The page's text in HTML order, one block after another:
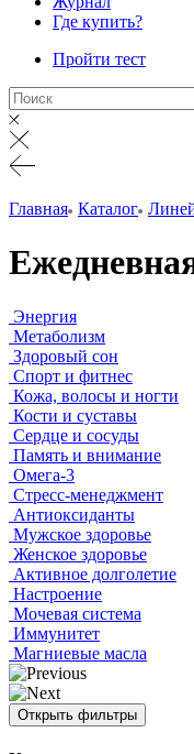
Где купить?
Пройти тест
Главная Каталог
Энергия
Метаболизм
Здоровый сон
Спорт и фитнес
Кожа, волосы и ногти
Кости и суставы
Сердце и сосуды
Память и внимание
Омега-3
Стресс-менеджмент
Антиоксиданты
Мужское здоровье
Женское здоровье
Активное долголетие
Настроение
Мочевая система
Иммунитет
Магниевые масла
Открыть фильтры